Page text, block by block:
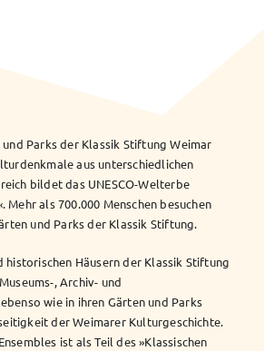
und Parks der Klassik Stiftung Weimar
aus unterschiedlichen
bildet das UNESCO-Welterbe
Mehr als 700.000 Menschen besuchen
und Parks der Klassik Stiftung.
historischen Häusern der Klassik Stiftung
, Archiv- und
wie in ihren Gärten und Parks
der Weimarer Kulturgeschichte.
ist als Teil des »Klassischen